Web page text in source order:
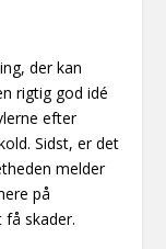
der kan
rigtig god idé
efter
Sidst, er det
melder
på
skader.